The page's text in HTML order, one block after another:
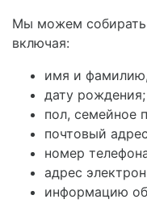
Мы можем
включая:
имя и фамилию,
дату рождения;
пол, семейное
почтовый
номер
адрес
информацию об